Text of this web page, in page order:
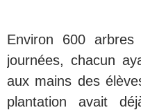
Environ 600
journées, chacun
aux mains des
plantation avait